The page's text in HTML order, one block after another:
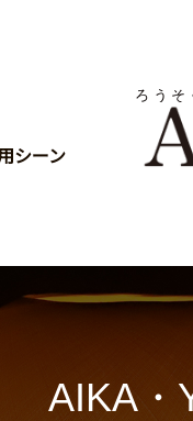
ろうそ
シーン
AIKA・